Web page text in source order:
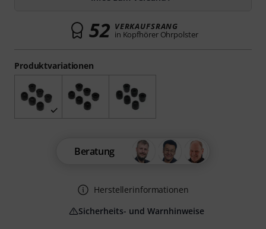
Produktvariationen
52 VERKAUFSRANG
in Kopfhörer Ohrpolster
Beratung
Herstellerinformationen
Sicherheits- und Warnhinweise